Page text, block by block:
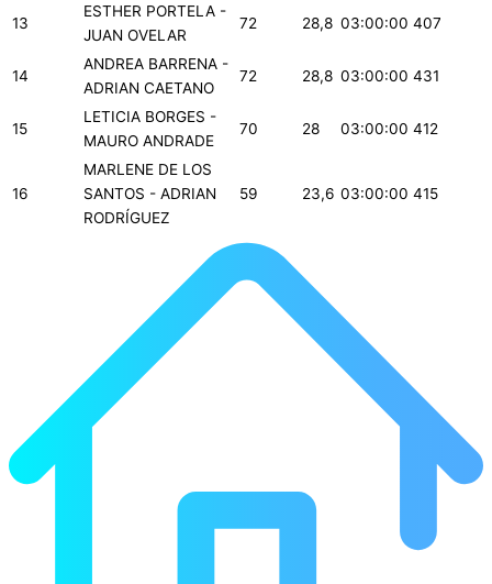
13
ESTHER PORTELA -
JUAN OVELAR
72 28,8 03:00:00 407
14
ANDREA BARRENA -
ADRIAN CAETANO
72 28,8 03:00:00 431
15
LETICIA BORGES -
MAURO ANDRADE
70 28 03:00:00 412
16
MARLENE DE LOS
SANTOS - ADRIAN
RODRÍGUEZ
59 23,6 03:00:00 415